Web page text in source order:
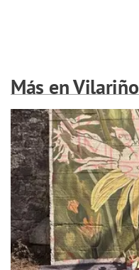
Más en Vilariño